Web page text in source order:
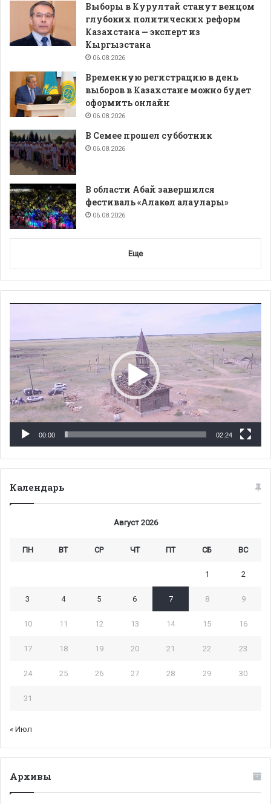
Выборы в Курултай станут венцом
глубоких политических реформ
Казахстана — эксперт из
Кыргызстана
06.08.2026
Временную регистрацию в день
выборов в Казахстане можно будет
оформить онлайн
06.08.2026
В Семее прошел субботник
06.08.2026
В области Абай завершился
фестиваль «Алакөл алаулары»
06.08.2026
Еще
00:00 02:24
Календарь
Август 2026
ПН ВТ СР ЧТ ПТ СБ ВС
1 2
3 4 5 6 7 8 9
10 11 12 13 14 15 16
17 18 19 20 21 22 23
24 25 26 27 28 29 30
31
« Июл
Архивы